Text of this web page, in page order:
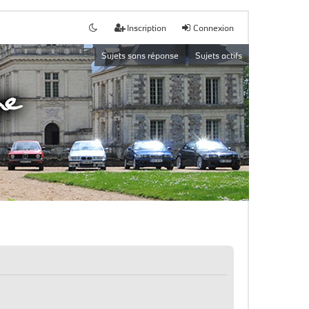
Connexion
Inscription
Sujets sans réponse Sujets actifs